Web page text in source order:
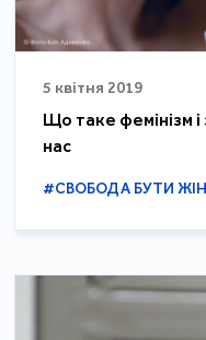
5 квітня 2019
Що таке фемінізм і
нас
#СВОБОДА БУТИ